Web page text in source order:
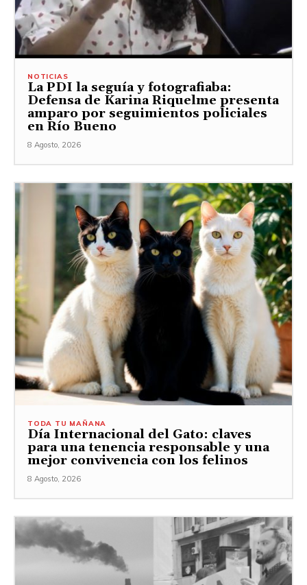
NOTICIAS
La PDI la seguía y fotografiaba:
Defensa de Karina Riquelme presenta
amparo por seguimientos policiales
en Río Bueno
8 Agosto, 2026
TODA TU MAÑANA
Día Internacional del Gato: claves
para una tenencia responsable y una
mejor convivencia con los felinos
8 Agosto, 2026